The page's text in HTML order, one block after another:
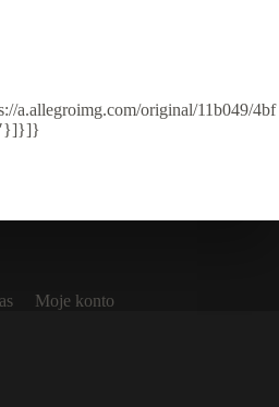
a.allegroimg.com/original/11b049/4bf
Moje konto